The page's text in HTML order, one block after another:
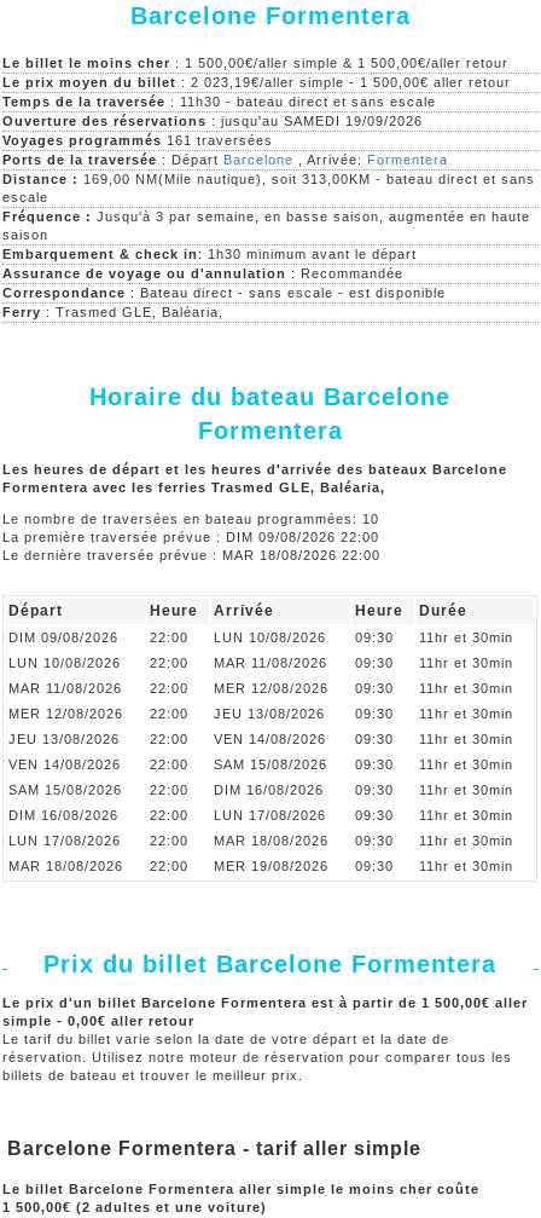
Barcelone Formentera
Le billet le moins cher : 1 500,00€/aller simple & 1 500,00€/aller retour
Le prix moyen du billet : 2 023,19€/aller simple - 1 500,00€ aller retour
Temps de la traversée : 11h30 - bateau direct et sans escale
Ouverture des réservations : jusqu'au SAMEDI 19/09/2026
Voyages programmés 161 traversées
Ports de la traversée : Départ Barcelone , Arrivée: Formentera
Distance : 169,00 NM(Mile nautique), soit 313,00KM - bateau direct et sans
escale
Fréquence : Jusqu'à 3 par semaine, en basse saison, augmentée en haute
saison
Embarquement & check in : 1h30 minimum avant le départ
Assurance de voyage ou d'annulation : Recommandée
Correspondance : Bateau direct - sans escale - est disponible
Ferry : Trasmed GLE, Baléaria,
Horaire du bateau Barcelone
Formentera
Les heures de départ et les heures d'arrivée des bateaux Barcelone
Formentera avec les ferries Trasmed GLE, Baléaria,
Le nombre de traversées en bateau programmées: 10
La première traversée prévue : DIM 09/08/2026 22:00
Le dernière traversée prévue : MAR 18/08/2026 22:00
Départ Heure Arrivée Heure Durée
DIM 09/08/2026 22:00 LUN 10/08/2026 09:30
11hr et 30min
LUN 10/08/2026
22:00 MAR 11/08/2026 09:30
11hr et 30min
MAR 11/08/2026
22:00 MER 12/08/2026 09:30
11hr et 30min
MER 12/08/2026
22:00 JEU 13/08/2026 09:30
11hr et 30min
JEU 13/08/2026
22:00 VEN 14/08/2026 09:30
11hr et 30min
VEN 14/08/2026
22:00 SAM 15/08/2026 09:30
11hr et 30min
SAM 15/08/2026
22:00 DIM 16/08/2026 09:30
11hr et 30min
DIM 16/08/2026
22:00 LUN 17/08/2026 09:30
11hr et 30min
LUN 17/08/2026
22:00 MAR 18/08/2026 09:30
11hr et 30min
MAR 18/08/2026
22:00 MER 19/08/2026 09:30 11hr et 30min
Prix du billet Barcelone Formentera
Le prix d'un billet Barcelone Formentera est à partir de 1 500,00€ aller
simple - 0,00€ aller retour
Le tarif du billet varie selon la date de votre départ et la date de
réservation. Utilisez notre moteur de réservation pour comparer tous les
billets de bateau et trouver le meilleur prix.
Barcelone Formentera - tarif aller simple
Le billet Barcelone Formentera aller simple le moins cher coûte
1 500,00€ (2 adultes et une voiture)